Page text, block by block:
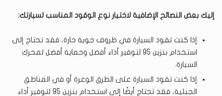
إليك بعض النصائح الإضافية لاختيار نوع الوقود المناسب لسيارتك:
إذا كنت تقود السيارة في ظروف جوية حارة، فقد تحتاج إلى
استخدام بنزين 95 لتوفير أداء أفضل وحماية أفضل لمحرك
السيارة.
إذا كنت تقود السيارة على الطرق الوعرة أو في المناطق
الجبلية، فقد تحتاج أيضًا إلى استخدام بنزين 95 لتوفير أداء